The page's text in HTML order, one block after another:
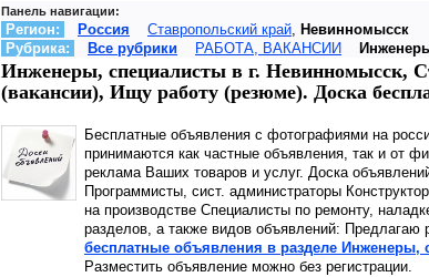
Панель навигации:
Регион: Россия Ставропольский край, Невинномысск
Рубрика:
Все рубрики РАБОТА, ВАКАНСИИ
Инженеры, специалисты в г. Невинномысск,
(вакансии), Ищу работу (резюме). Доска
Бесплатные объявления с фотографиями на
принимаются как частные объявления, так и от
реклама Ваших товаров и услуг. Доска
Программисты, сист. администраторы
на производстве Специалисты по ремонту,
разделов, а также видов объявлений: Предлагаю
бесплатные объявления в разделе Инженеры,
Разместить объявление можно без регистрации.